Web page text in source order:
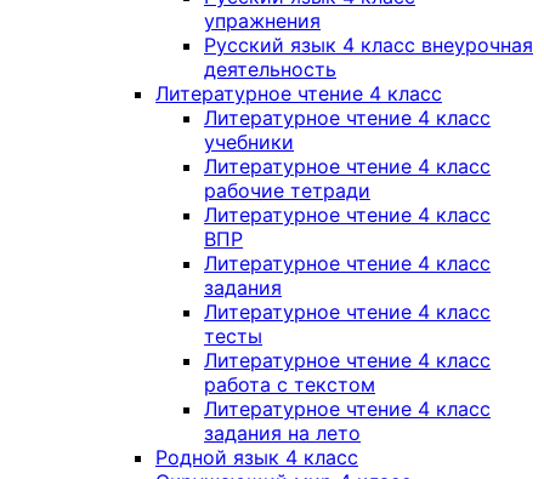
упражнения
Русский язык 4 класс внеурочная
деятельность
Литературное чтение 4 класс
Литературное чтение 4 класс
учебники
Литературное чтение 4 класс
рабочие тетради
Литературное чтение 4 класс
ВПР
Литературное чтение 4 класс
задания
Литературное чтение 4 класс
тесты
Литературное чтение 4 класс
работа с текстом
Литературное чтение 4 класс
задания на лето
Родной язык 4 класс